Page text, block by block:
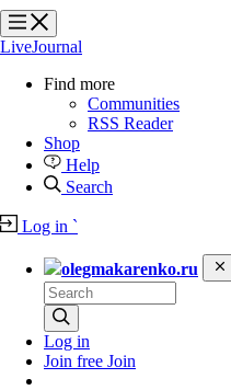
?
?
LiveJournal
Find more
Communities
RSS Reader
Shop
Help
Search
Log in `
olegmakarenko.ru
Log in
Join free Join